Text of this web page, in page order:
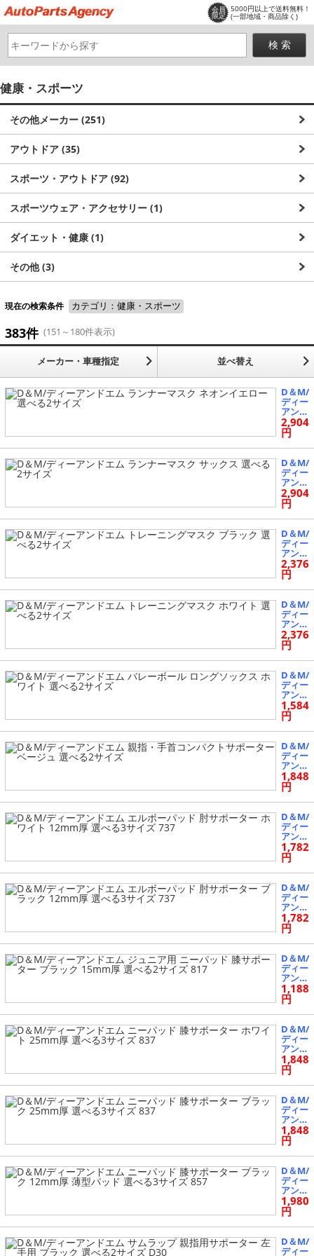
会員
限定
5000円以上で送料無料！
(一部地域・商品除く)
健康・スポーツ
その他メーカー (251)
アウトドア (35)
スポーツ・アウトドア (92)
スポーツウェア・アクセサリー (1)
ダイエット・健康 (1)
その他 (3)
現在の検索条件 カテゴリ：健康・スポーツ
383件 (151～180件表示)
メーカー・車種指定 並べ替え
D＆M/
ディー
アンド
エム
ランナ
ーマス
ク ネ
オンイ
エロー
選べる
2サイ
ズ
2,904
円
D＆M/
ディー
アンド
エム
ランナ
ーマス
ク サ
ックス
選べる
2サイ
ズ
2,904
円
D＆M/
ディー
アンド
エム
トレー
ニング
マスク
ブラッ
ク 選
べる2
サイズ
2,376
円
D＆M/
ディー
アンド
エム
トレー
ニング
マスク
ホワイ
ト 選
べる2
サイズ
2,376
円
D＆M/
ディー
アンド
エム
バレー
ボール
ロング
ソック
ス ホ
ワイト
選べる
2サイ
ズ
1,584
円
D＆M/
ディー
アンド
エム
親指・
手首コ
ンパク
トサポ
ーター
ベージ
ュ 選
べる2
サイズ
1,848
円
D＆M/
ディー
アンド
エム
エルボ
ーパッ
ド 肘
サポー
ター
ホワイ
ト 12
mm厚
選べる
3サイ
ズ 737
1,782
円
D＆M/
ディー
アンド
エム
エルボ
ーパッ
ド 肘
サポー
ター
ブラッ
ク 12
mm厚
選べる
3サイ
ズ 737
1,782
円
D＆M/
ディー
アンド
エム
ジュニ
ア用
ニーパ
ッド
膝サポ
ーター
ブラッ
ク 15
mm厚
選べる
2サイ
ズ 817
1,188
円
D＆M/
ディー
アンド
エム
ニーパ
ッド
膝サポ
ーター
ホワイ
ト 25
mm厚
選べる
3サイ
ズ 837
1,848
円
D＆M/
ディー
アンド
エム
ニーパ
ッド
膝サポ
ーター
ブラッ
ク 25
mm厚
選べる
3サイ
ズ 837
1,848
円
D＆M/
ディー
アンド
エム
ニーパ
ッド
膝サポ
ーター
ブラッ
1,980
円
D＆M/
ディー